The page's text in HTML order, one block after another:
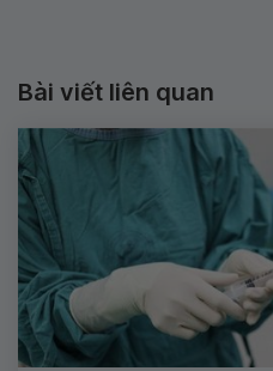
Bài viết liên quan